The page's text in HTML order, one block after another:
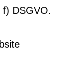
DSGVO.